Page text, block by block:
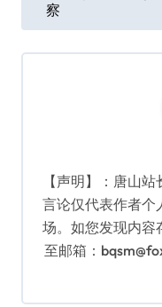
导
航
察
【声明】：唐山
言论仅代表作者个
场。如您发现内容
至邮箱：